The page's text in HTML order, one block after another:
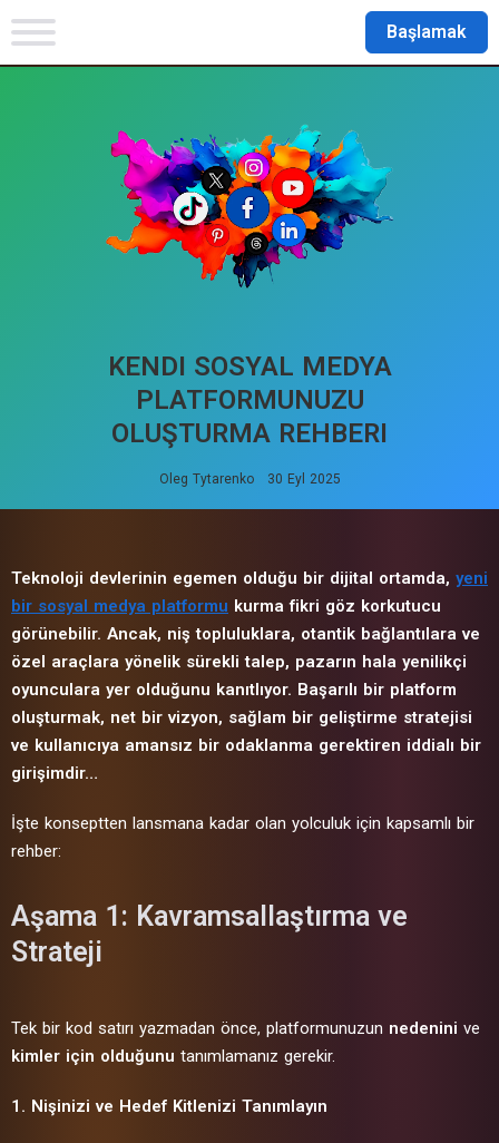
Başlamak
KENDI SOSYAL MEDYA
PLATFORMUNUZU
OLUŞTURMA REHBERI
Oleg Tytarenko 30 Eyl 2025
Teknoloji devlerinin egemen olduğu bir dijital ortamda, yeni
bir sosyal medya platformu kurma fikri göz korkutucu
görünebilir. Ancak, niş topluluklara, otantik bağlantılara ve
özel araçlara yönelik sürekli talep, pazarın hala yenilikçi
oyunculara yer olduğunu kanıtlıyor. Başarılı bir platform
oluşturmak, net bir vizyon, sağlam bir geliştirme stratejisi
ve kullanıcıya amansız bir odaklanma gerektiren iddialı bir
girişimdir…
İşte konseptten lansmana kadar olan yolculuk için kapsamlı bir
rehber:
Aşama 1: Kavramsallaştırma ve
Strateji
Tek bir kod satırı yazmadan önce, platformunuzun nedenini ve
kimler için olduğunu tanımlamanız gerekir.
1. Nişinizi ve Hedef Kitlenizi Tanımlayın